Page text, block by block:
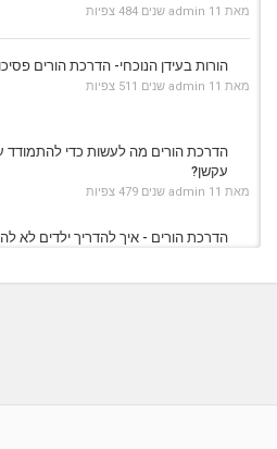
מאת admin 11 שנים 484 צפיות
הורות בעידן הנוכחי- הדרכת הורים
מאת admin 11 שנים 511 צפיות
הדרכת הורים מה לעשות כדי להתמודד
עקשן?
מאת admin 11 שנים 479 צפיות
הדרכת הורים - איך להדריך ילדים לא